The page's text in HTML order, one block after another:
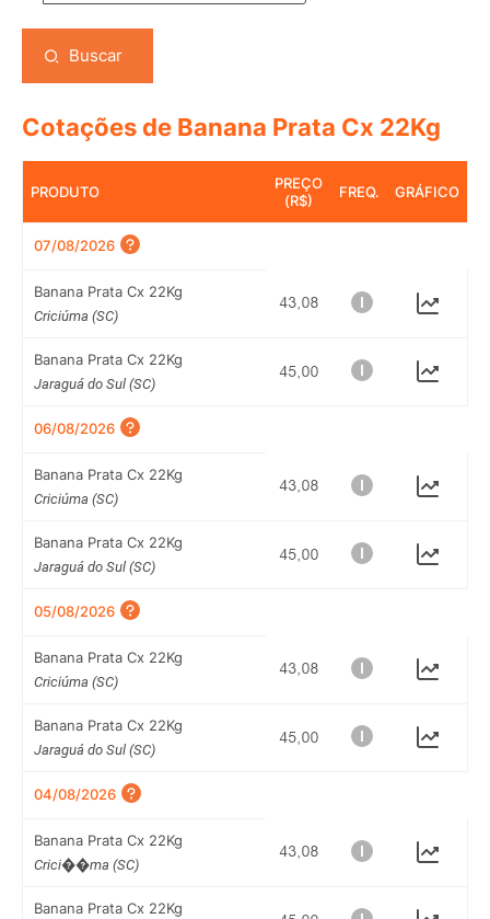
Buscar
Cotações de Banana Prata Cx 22Kg
PRODUTO
PREÇO
(R$)
FREQ. GRÁFICO
07/08/2026
Banana Prata Cx 22Kg
Criciúma (SC)
Banana Prata Cx 22Kg
Jaraguá do Sul (SC)
06/08/2026
Banana Prata Cx 22Kg
Criciúma (SC)
Banana Prata Cx 22Kg
Jaraguá do Sul (SC)
05/08/2026
Banana Prata Cx 22Kg
Criciúma (SC)
Banana Prata Cx 22Kg
Jaraguá do Sul (SC)
04/08/2026
Banana Prata Cx 22Kg
Crici��ma (SC)
Banana Prata Cx 22Kg